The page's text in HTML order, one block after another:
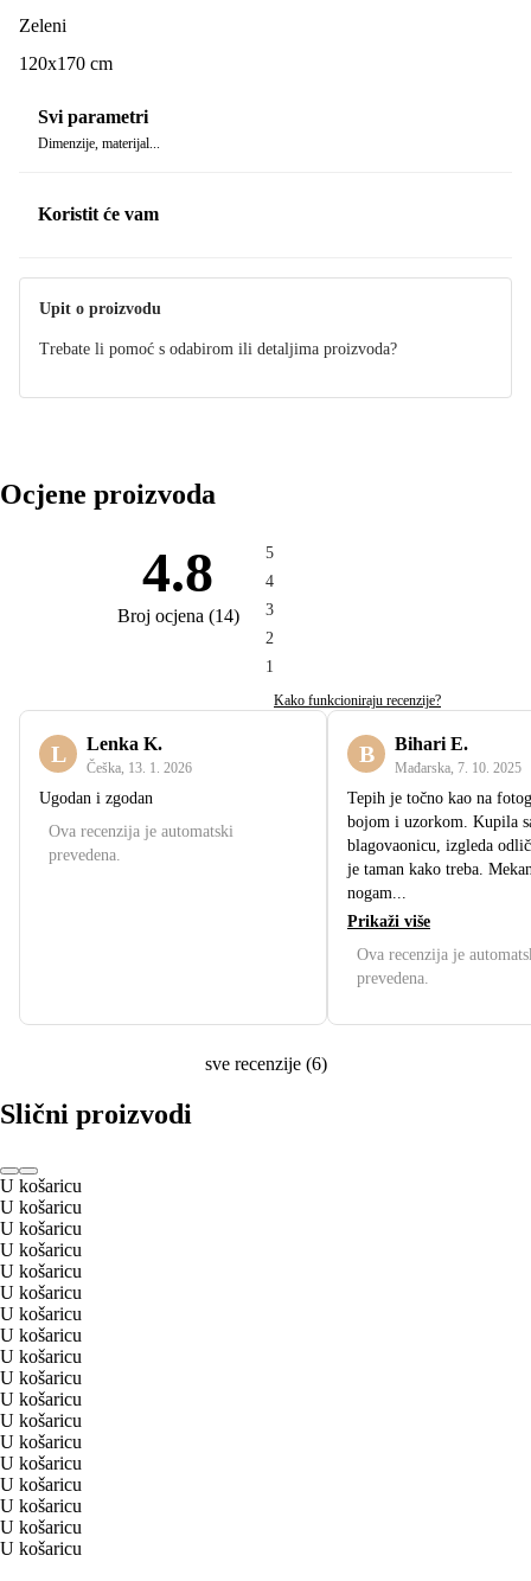
Zeleni
120x170 cm
Svi parametri
Dimenzije, materijal...
Koristit će vam
Upit o proizvodu
Trebate li pomoć s odabirom ili detaljima proizvoda?
Ocjene proizvoda
4.8
Broj ocjena (14)
5
4
3
2
1
Kako funkcioniraju recenzije?
L Lenka K.
Češka 13. 1. 2026
Ugodan i zgodan
Ova recenzija je automatski
prevedena.
B Bihari E.
Mađarska 7. 10. 2025
Tepih je točno kao na
bojom i uzorkom. Kupila
blagovaonicu, izgleda
je taman kako treba.
nogam...
Prikaži više
Ova recenzija je
prevedena.
sve recenzije(6)
Slični proizvodi
U košaricu
U košaricu
U košaricu
U košaricu
U košaricu
U košaricu
U košaricu
U košaricu
U košaricu
U košaricu
U košaricu
U košaricu
U košaricu
U košaricu
U košaricu
U košaricu
U košaricu
U košaricu